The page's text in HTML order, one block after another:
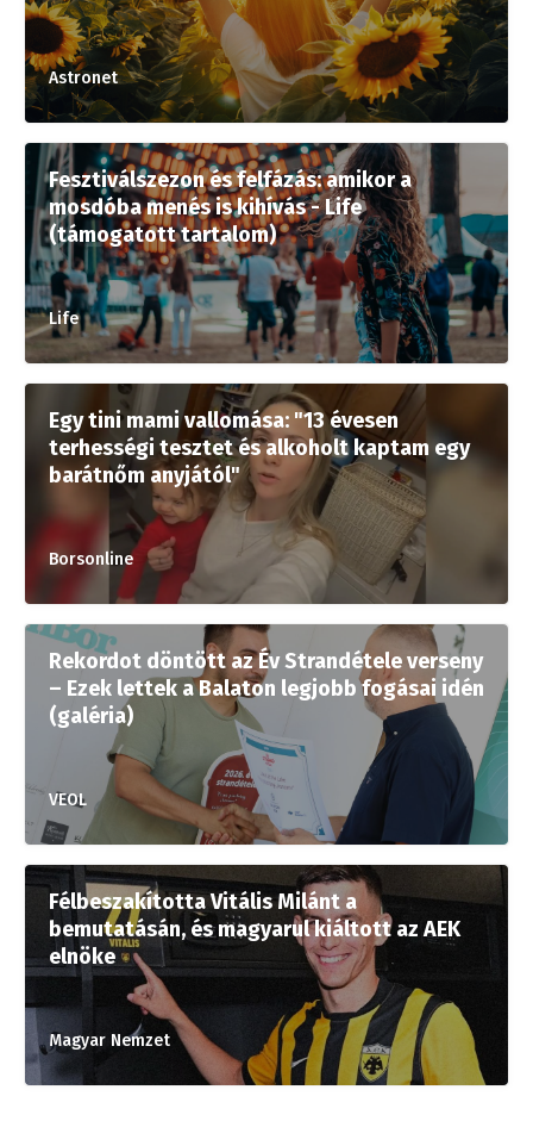
Astronet
Fesztiválszezon és felfázás: amikor a
mosdóba menés is kihívás - Life
(támogatott tartalom)
Life
Egy tini mami vallomása: "13 évesen
terhességi tesztet és alkoholt kaptam egy
barátnőm anyjától"
Borsonline
Rekordot döntött az Év Strandétele verseny
– Ezek lettek a Balaton legjobb fogásai idén
(galéria)
VEOL
Félbeszakította Vitális Milánt a
bemutatásán, és magyarul kiáltott az AEK
elnöke
Magyar Nemzet